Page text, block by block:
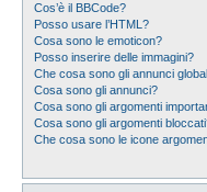
Cos’è il BBCode?
Posso usare l’HTML?
Cosa sono le emoticon?
Posso inserire delle immagini?
Che cosa sono gli annunci
Cosa sono gli annunci?
Cosa sono gli argomenti
Cosa sono gli argomenti
Che cosa sono le icone